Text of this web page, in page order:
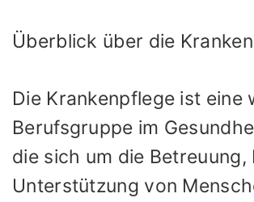
Überblick über die
Die Krankenpflege ist eine
Berufsgruppe im
die sich um die Betreuung,
Unterstützung von